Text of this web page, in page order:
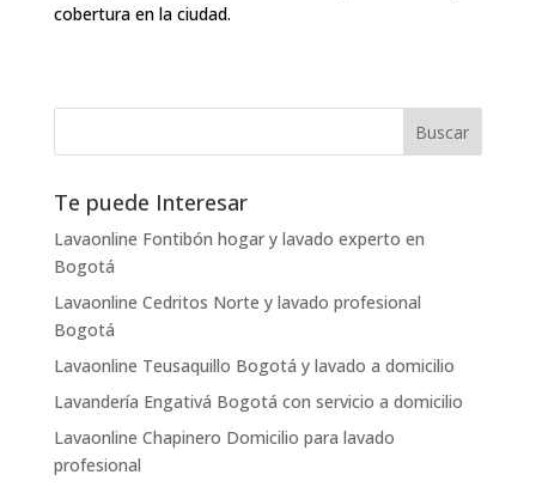
cobertura en la ciudad.
Te puede Interesar
Lavaonline Fontibón hogar y lavado experto en
Bogotá
Lavaonline Cedritos Norte y lavado profesional
Bogotá
Lavaonline Teusaquillo Bogotá y lavado a domicilio
Lavandería Engativá Bogotá con servicio a domicilio
Lavaonline Chapinero Domicilio para lavado
profesional